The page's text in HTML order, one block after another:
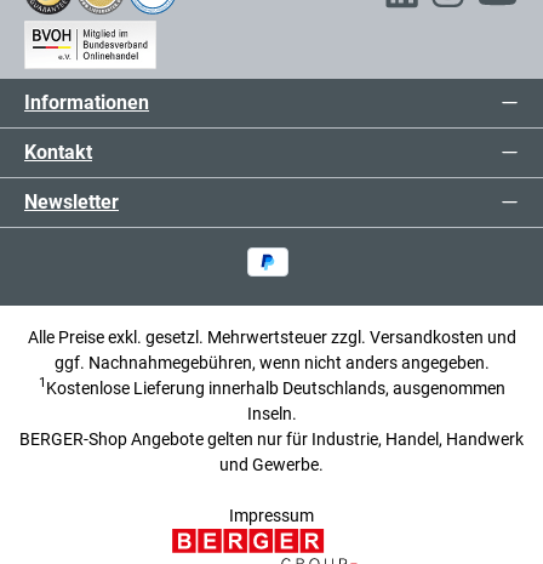
Informationen
Kontakt
Newsletter
Alle Preise exkl. gesetzl. Mehrwertsteuer zzgl. Versandkosten und
ggf. Nachnahmegebühren, wenn nicht anders angegeben.
1 Kostenlose Lieferung innerhalb Deutschlands, ausgenommen
Inseln.
BERGER-Shop Angebote gelten nur für Industrie, Handel, Handwerk
und Gewerbe.
Impressum